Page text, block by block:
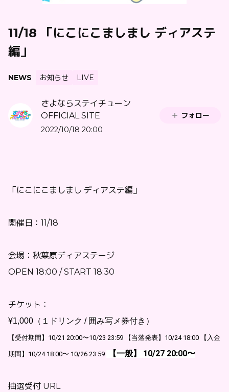
11/18 「にこにこましまし ディアステ
編」
NEWS お知らせ LIVE
さよならステイチューン
OFFICIAL SITE
2022/10/18 20:00
フォロー
「にこにこましまし ディアステ編」
開催日：11/18
会場：秋葉原ディアステージ
OPEN 18:00 / START 18:30
チケット：
¥1,000（１ドリンク / 囲み写メ券付き）
【受付期間】10/21 20:00〜10/23 23:59 【当落発表】10/24 18:00 【入金
期間】10/24 18:00〜 10/26 23:59 【一般】 10/27 20:00〜
抽選受付 URL